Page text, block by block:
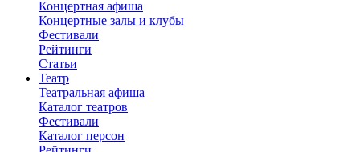
Концертная афиша
Концертные залы и клубы
Фестивали
Рейтинги
Статьи
Театр
Театральная афиша
Каталог театров
Фестивали
Каталог персон